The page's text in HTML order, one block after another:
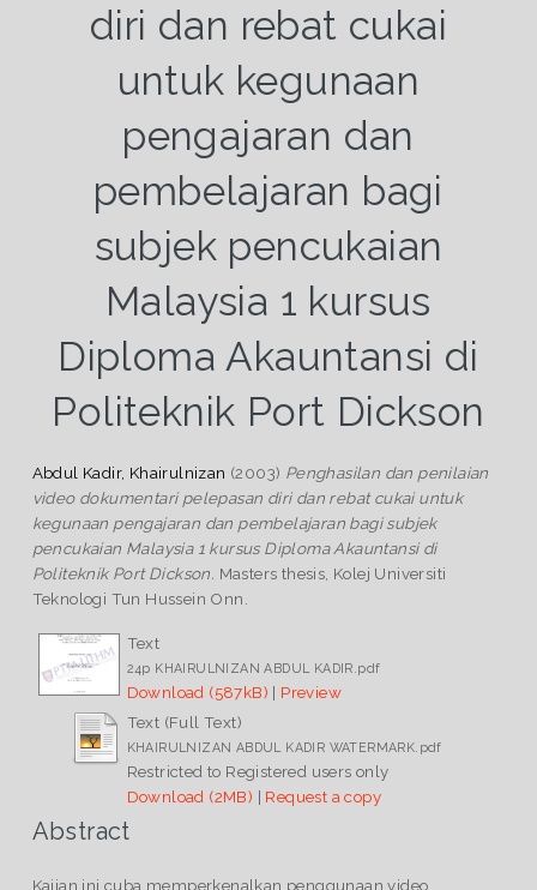
diri dan rebat cukai
untuk kegunaan
pengajaran dan
pembelajaran bagi
subjek pencukaian
Malaysia 1 kursus
Diploma Akauntansi di
Politeknik Port Dickson
Abdul Kadir, Khairulnizan (2003) Penghasilan dan penilaian
video dokumentari pelepasan diri dan rebat cukai untuk
kegunaan pengajaran dan pembelajaran bagi subjek
pencukaian Malaysia 1 kursus Diploma Akauntansi di
Politeknik Port Dickson. Masters thesis, Kolej Universiti
Teknologi Tun Hussein Onn.
Text
24p KHAIRULNIZAN ABDUL KADIR.pdf
Download (587kB) | Preview
Text (Full Text)
KHAIRULNIZAN ABDUL KADIR WATERMARK.pdf
Restricted to Registered users only
Download (2MB) | Request a copy
Abstract
Kajian ini cuba memperkenalkan penggunaan video